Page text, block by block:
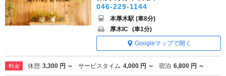
046-229-1144
本厚木駅 (車8分)
厚木IC (車1分)
Googleマップで開く
料金 休憩 3,300 円 ～ サービスタイム 4,000 円 ～ 宿泊 6,800 円 ～